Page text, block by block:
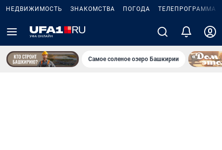
НЕДВИЖИМОСТЬ ЗНАКОМСТВА ПОГОДА ТЕЛЕПРОГРАММА
Самое соленое озеро Башкирии